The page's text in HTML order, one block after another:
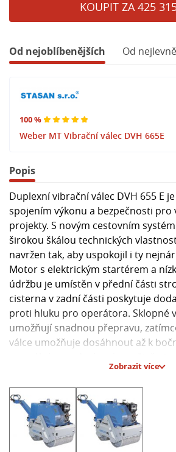
KOUPIT ZA 425
Od nejoblíbenějších Od
100 %
Weber MT Vibrační válec DVH 665E
Popis
Duplexní vibrační válec DVH 655 E
spojením výkonu a bezpečnosti pro
projekty. S novým cestovním
širokou škálou technických
navržen tak, aby uspokojil i ty
Motor s elektrickým startérem a
údržbu je umístěn v přední části
cisterna v zadní části poskytuje
proti hluku pro operátora. Sklopné
umožňují snadnou přepravu,
válce umožňuje dosáhnout až k
bezpečnou dopravu a vysokým
tento válec ideální volbou pro
půdy na staveništi. Chladič
správnou teplotu motoru a
konstrukce z nerezavějící oceli a
životnost.
Zobrazit více